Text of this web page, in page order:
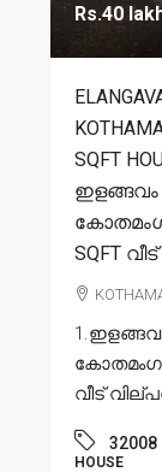
Rs.40
SQFT
ഇളങ്ങവം
SQFT
വീട്
32008
HOUSE